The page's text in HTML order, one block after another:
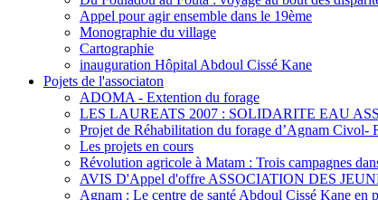
Appel pour agir ensemble dans le 19ème
Monographie du village
Cartographie
inauguration Hôpital Abdoul Cissé Kane
Pojets de l'associaton
ADOMA - Extention du forage
LES LAUREATS 2007 : SOLIDARITE EAU
Projet de Réhabilitation du forage d’Agnam Civol-
Les projets en cours
Révolution agricole à Matam : Trois campagnes
AVIS D'Appel d'offre ASSOCIATION DES
Agnam : Le centre de santé Abdoul Cissé Kane en